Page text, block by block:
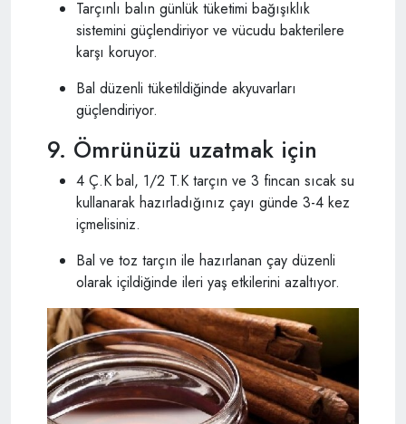
Tarçınlı balın günlük tüketimi bağışıklık
sistemini güçlendiriyor ve vücudu bakterilere
karşı koruyor.
Bal düzenli tüketildiğinde akyuvarları
güçlendiriyor.
9. Ömrünüzü uzatmak için
4 Ç.K bal, 1/2 T.K tarçın ve 3 fincan sıcak su
kullanarak hazırladığınız çayı günde 3-4 kez
içmelisiniz.
Bal ve toz tarçın ile hazırlanan çay düzenli
olarak içildiğinde ileri yaş etkilerini azaltıyor.